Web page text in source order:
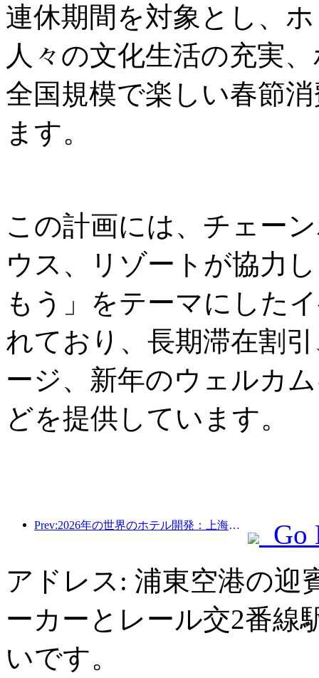
連休期間を対象とし、
人々の文化生活の充実
全国規模で楽しい春節
ます。
この計画には、チェー
ウス、リゾートが協力
もう」をテーマにした
れており、長期滞在割
ージ、新年のウェルカ
どを提供しています。
Prev:2026年の世界のホテル開発：上海が新規客室増設で首位
Go
アドレス: 浦東空港の迎
ーカーとレール交2番線
いです。